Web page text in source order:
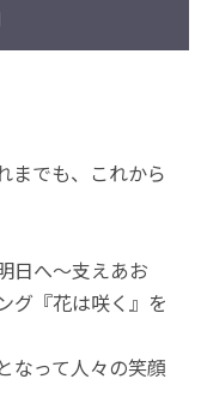
までも、これから
日へ〜支えあお
グ『花は咲く』を
なって人々の笑顔